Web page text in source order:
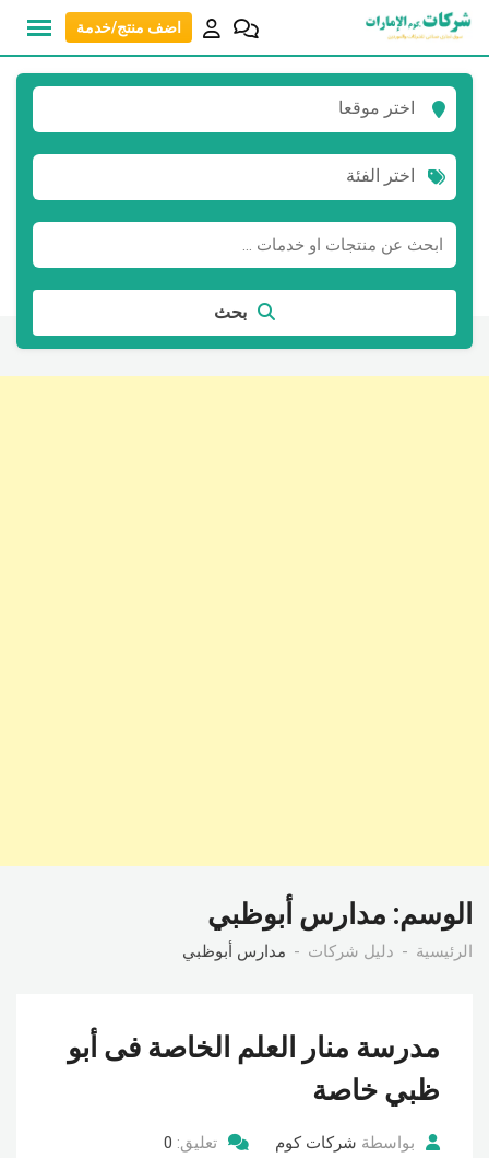
انتقل
المحتوى
اضف منتج/خدمة
اختر موقعا
اختر الفئة
بحث
الوسم: مدارس أبوظبي
الرئيسية دليل شركات مدارس أبوظبي
مدرسة منار العلم الخاصة فى أبو
ظبي خاصة
بواسطة شركات كوم تعليق: 0